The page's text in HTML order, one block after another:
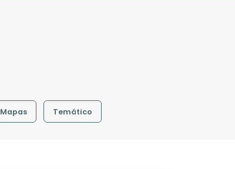
Mapas Temático